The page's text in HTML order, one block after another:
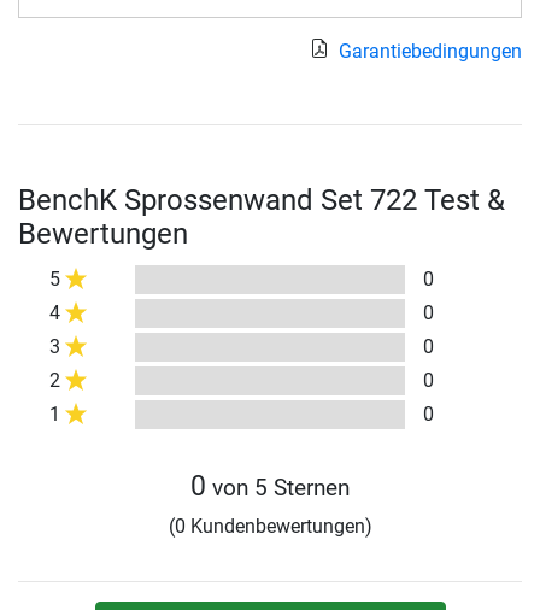
Garantiebedingungen
BenchK Sprossenwand Set 722 Test &
Bewertungen
5
0
4
0
3
0
2
0
1
0
0 von 5 Sternen
(0 Kundenbewertungen)